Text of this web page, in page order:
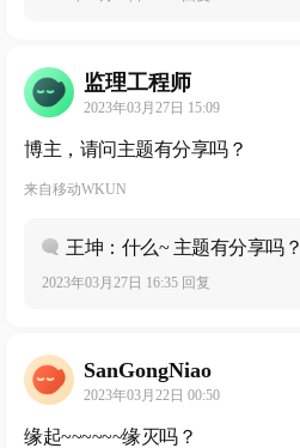
监理工程师
2023年03月27日 15:09
博主，请问主题有分享吗？
来自移动WKUN
王坤：什么~ 主题有分享吗？
2023年03月27日 16:35 回复
SanGongNiao
2023年03月22日 00:50
缘起~~~~~~缘灭吗？